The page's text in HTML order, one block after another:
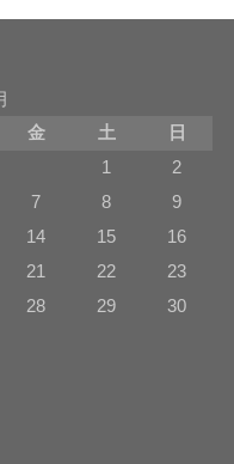
金 土
日
1
2
7 8
9
14 15
16
21 22
23
28 29
30